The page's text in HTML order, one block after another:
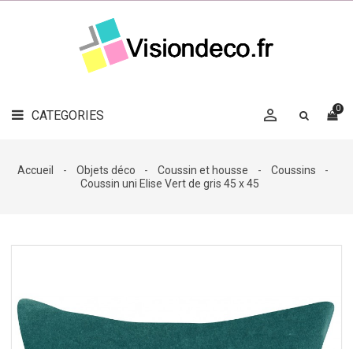
CATEGORIES 0

LE
MAG
DÉCO

DÉCO
Accueil Objets déco Coussin et housse
Coussins
Coussin uni Elise Vert de gris 45 x 45